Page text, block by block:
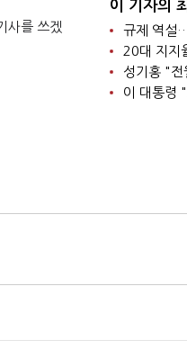
사를 쓰겠
이 기자의
규제 역설
20대 지지
성기홍 "
이 대통령